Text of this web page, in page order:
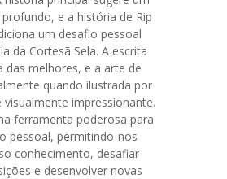
e a história de Rip
um desafio pessoal
da Cortesã Sela. A escrita
das melhores, e a arte de
quando ilustrada por
visualmente impressionante.
ferramenta poderosa para
pessoal, permitindo-nos
conhecimento, desafiar
e desenvolver novas